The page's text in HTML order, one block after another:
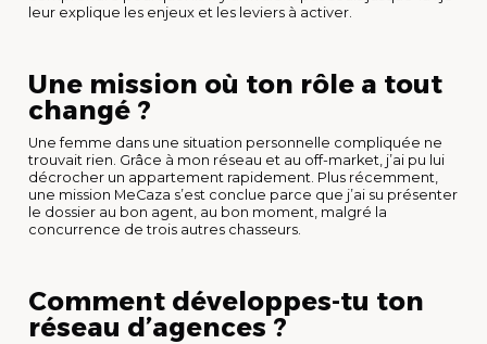
leur explique les enjeux et les leviers à activer.
Une mission où ton rôle a tout
changé ?
Une femme dans une situation personnelle compliquée ne
trouvait rien. Grâce à mon réseau et au off-market, j’ai pu lui
décrocher un appartement rapidement. Plus récemment,
une mission MeCaza s’est conclue parce que j’ai su présenter
le dossier au bon agent, au bon moment, malgré la
concurrence de trois autres chasseurs.
Comment développes-tu ton
réseau d’agences ?